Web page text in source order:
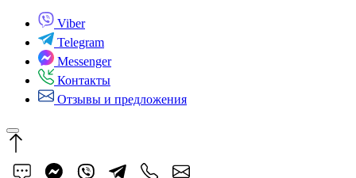
Viber
Telegram
Messenger
Контакты
Отзывы и предложения